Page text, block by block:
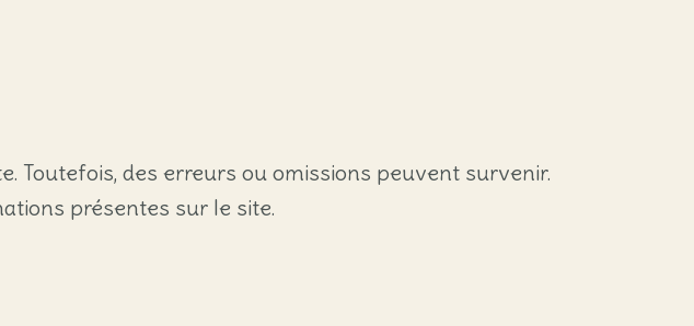
Toutefois, des erreurs ou omissions peuvent survenir.
présentes sur le site.